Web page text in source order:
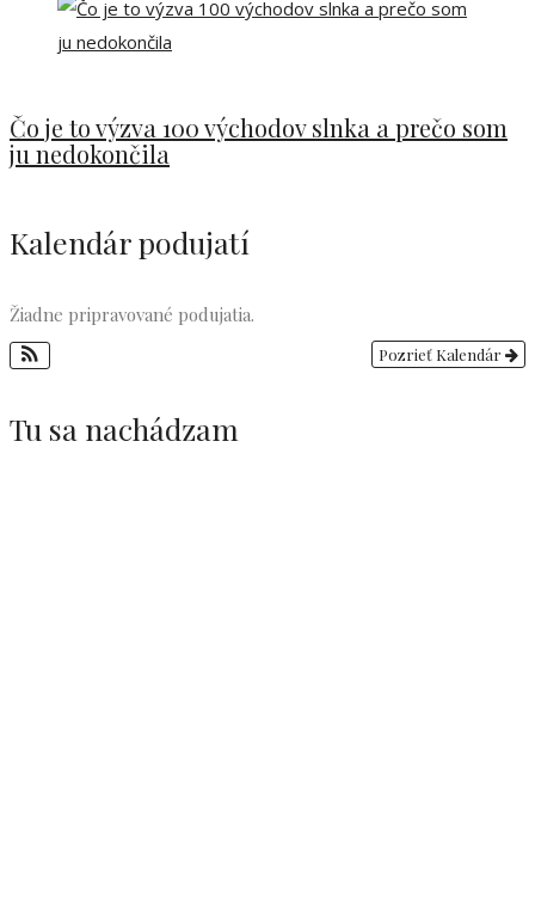
Čo je to výzva 100 východov slnka a prečo som
ju nedokončila
Kalendár podujatí
Žiadne pripravované podujatia.
Pozrieť Kalendár
Tu sa nachádzam